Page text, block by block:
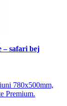
– safari bej
780x500mm,
Premium.